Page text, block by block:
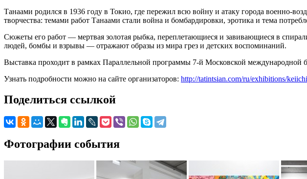
Танаами родился в 1936 году в Токио, где пережил всю войну и атаку города военно-
творчества: темами работ Танаами стали война и бомбардировки, эротика и тема
Сюжеты его работ — мертвая золотая рыбка, переплетающиеся и завивающиеся в
людей, бомбы и взрывы — отражают образы из мира грез и детских воспоминаний.
Выставка проходит в рамках Параллельной программы 7-й Московской международной
Узнать подробности можно на сайте организаторов: http://tatintsian.com/ru/exhibitions/
Поделиться ссылкой
Фотографии события